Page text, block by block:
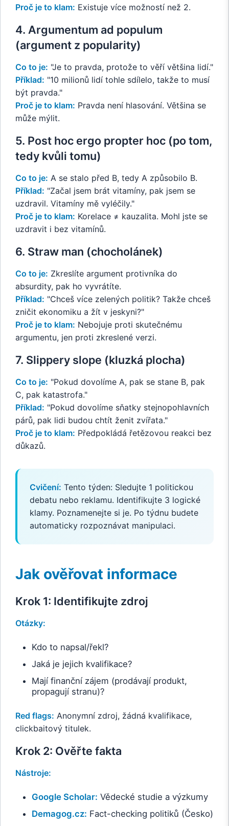
Proč je to klam: Existuje více možností než 2.
4. Argumentum ad populum
(argument z popularity)
Co to je: "Je to pravda, protože to věří většina lidí."
Příklad: "10 milionů lidí tohle sdílelo, takže to musí
být pravda."
Proč je to klam: Pravda není hlasování. Většina se
může mýlit.
5. Post hoc ergo propter hoc (po tom,
tedy kvůli tomu)
Co to je: A se stalo před B, tedy A způsobilo B.
Příklad: "Začal jsem brát vitamíny, pak jsem se
uzdravil. Vitamíny mě vyléčily."
Proč je to klam: Korelace ≠ kauzalita. Mohl jste se
uzdravit i bez vitamínů.
6. Straw man (chocholánek)
Co to je: Zkreslíte argument protivníka do
absurdity, pak ho vyvrátíte.
Příklad: "Chceš více zelených politik? Takže chceš
zničit ekonomiku a žít v jeskyni?"
Proč je to klam: Nebojuje proti skutečnému
argumentu, jen proti zkreslené verzi.
7. Slippery slope (kluzká plocha)
Co to je: "Pokud dovolíme A, pak se stane B, pak
C, pak katastrofa."
Příklad: "Pokud dovolíme sňatky stejnopohlavních
párů, pak lidi budou chtít ženit zvířata."
Proč je to klam: Předpokládá řetězovou reakci bez
důkazů.
Cvičení: Tento týden: Sledujte 1 politickou
debatu nebo reklamu. Identifikujte 3 logické
klamy. Poznamenejte si je. Po týdnu budete
automaticky rozpoznávat manipulaci.
Jak ověřovat informace
Krok 1: Identifikujte zdroj
Otázky:
Kdo to napsal/řekl?
Jaká je jejich kvalifikace?
Mají finanční zájem (prodávají produkt,
propagují stranu)?
Red flags: Anonymní zdroj, žádná kvalifikace,
clickbaitový titulek.
Krok 2: Ověřte fakta
Nástroje:
Google Scholar: Vědecké studie a výzkumy
Demagog.cz: Fact-checking politiků (Česko)